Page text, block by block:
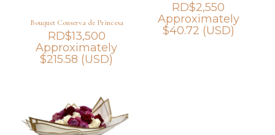
Bouquet Conserva de Princesa
RD$13,500
Approximately
$215.58 (USD)
RD$2,550
Approximately
$40.72 (USD)